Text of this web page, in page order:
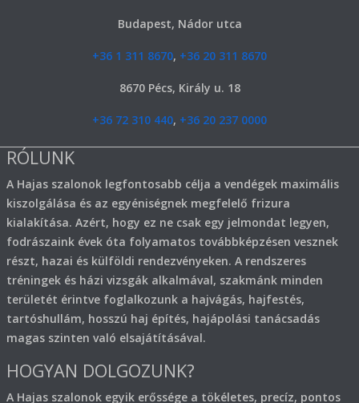
Budapest, Nádor utca
+36 1 311 8670, +36 20 311 8670
8670 Pécs, Király u. 18
+36 72 310 440, +36 20 237 0000
RÓLUNK
A Hajas szalonok legfontosabb célja a vendégek maximális
kiszolgálása és az egyéniségnek megfelelő frizura
kialakítása. Azért, hogy ez ne csak egy jelmondat legyen,
fodrászaink évek óta folyamatos továbbképzésen vesznek
részt, hazai és külföldi rendezvényeken. A rendszeres
tréningek és házi vizsgák alkalmával, szakmánk minden
területét érintve foglalkozunk a hajvágás, hajfestés,
tartóshullám, hosszú haj építés, hajápolási tanácsadás
magas szinten való elsajátításával.
HOGYAN DOLGOZUNK?
A Hajas szalonok egyik erőssége a tökéletes, precíz, pontos